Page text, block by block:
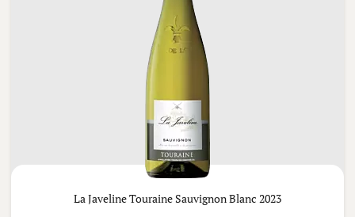
La Javeline Touraine Sauvignon Blanc 2023